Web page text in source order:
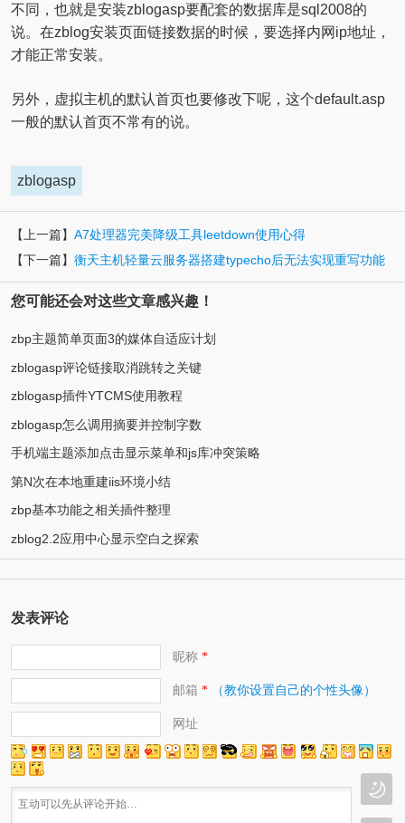
不同，也就是安装zblogasp要配套的数据库是sql2008的
说。在zblog安装页面链接数据的时候，要选择内网ip地址，
才能正常安装。
另外，虚拟主机的默认首页也要修改下呢，这个default.asp
一般的默认首页不常有的说。
zblogasp
【上一篇】 A7处理器完美降级工具leetdown使用心得
【下一篇】 衡天主机轻量云服务器搭建typecho后无法实现重写功能
您可能还会对这些文章感兴趣！
zbp主题简单页面3的媒体自适应计划
zblogasp评论链接取消跳转之关键
zblogasp插件YTCMS使用教程
zblogasp怎么调用摘要并控制字数
手机端主题添加点击显示菜单和js库冲突策略
第N次在本地重建iis环境小结
zbp基本功能之相关插件整理
zblog2.2应用中心显示空白之探索
发表评论
昵称*
邮箱 * （教你设置自己的个性头像）
网址